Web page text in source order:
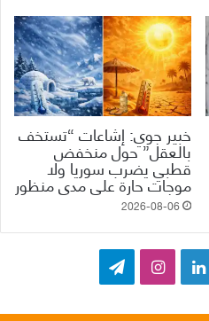
خبير جوي: إشاعات “تستخف
بالعقل” حول منخفض
قطبي يضرب سوريا ولا
موجات حارة على مدى منظور
2026-08-06